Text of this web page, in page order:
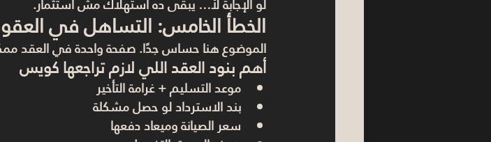
الخطأ الخامس: التساهل في
الموضوع هنا حساس جدًا. صفحة واحدة في العقد
أهم بنود العقد اللي لازم تراجعها كويس
موعد التسليم + غرامة التأخير
بند الاسترداد لو حصل مشكلة
سعر الصيانة وميعاد دفعها